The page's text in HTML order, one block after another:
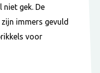
niet gek. De
immers gevuld
voor